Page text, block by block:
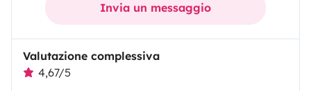
Invia un messaggio
Valutazione complessiva
4,67/5